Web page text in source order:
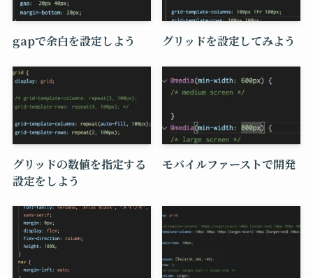
gapで余白を設定しよう グリッドを設定してみよう
グリッドの数値を指定する
設定をしよう
モバイルファーストで開発